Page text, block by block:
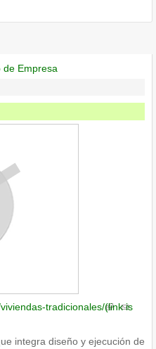
de Empresa
tradicionales/(link is
integra diseño y ejecución de